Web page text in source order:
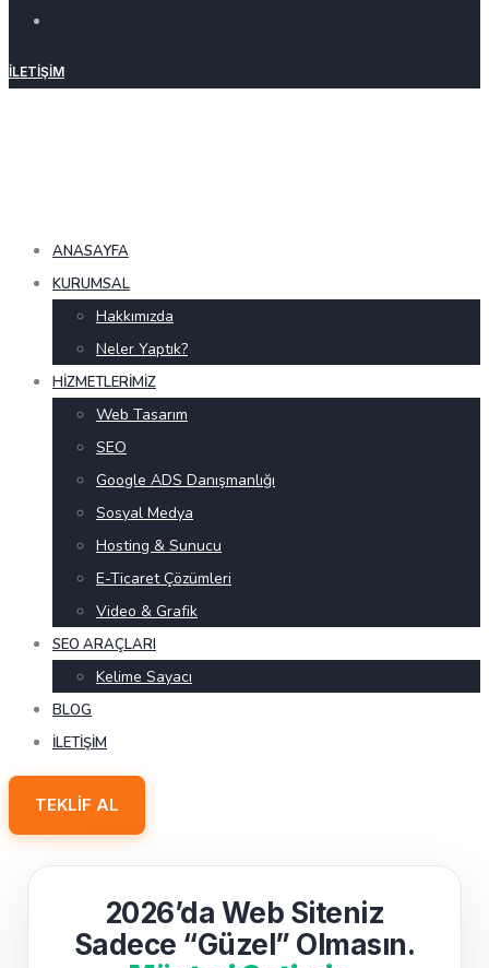
İLETIŞIM
ANASAYFA
KURUMSAL
Hakkımızda
Neler Yaptık?
HIZMETLERIMIZ
Web Tasarım
SEO
Google ADS Danışmanlığı
Sosyal Medya
Hosting & Sunucu
E-Ticaret Çözümleri
Video & Grafik
SEO ARAÇLARI
Kelime Sayacı
BLOG
İLETIŞIM
TEKLIF AL
2026’da Web Siteniz
Sadece “Güzel” Olmasın.